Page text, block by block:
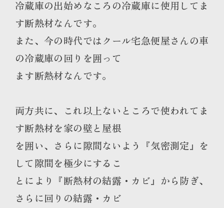
冷蔵庫の出始めなころの冷蔵庫に使用してま
す断熱材なんです。
また、今の時代ではクール宅急便屋さんの車
の冷蔵庫の回りを囲って
ます断熱材なんです。
両方共に、これ以上ないところで使われてま
す断熱材を家の壁と屋根
を囲い、さらに隙間ないよう『気密測定』を
して隙間を極少にするこ
とにより『断熱材の結露・カビ』から防ぎ、
さらに回りの結露・カビ